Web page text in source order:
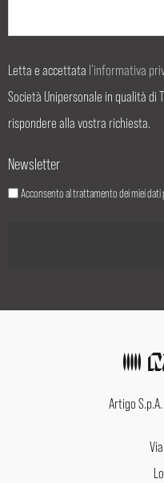
Letta e accettata l’informativa
Società Unipersonale in qualità
rispondere alla vostra richiesta.
Newsletter
Acconsento al trattamento dei miei
Artigo